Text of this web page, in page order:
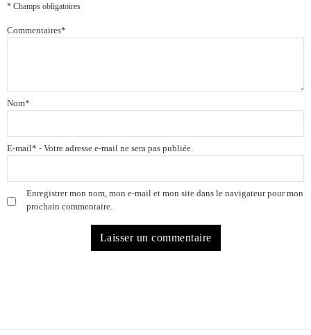
* Champs obligatoires
Commentaires*
Nom*
E-mail* - Votre adresse e-mail ne sera pas publiée.
Enregistrer mon nom, mon e-mail et mon site dans le navigateur pour mon
prochain commentaire.